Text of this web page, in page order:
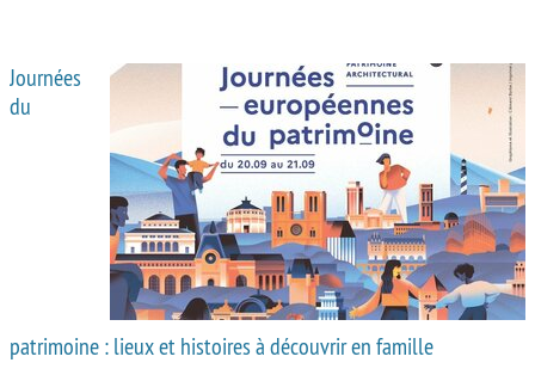
Journées
du
patrimoine : lieux et histoires à découvrir en famille